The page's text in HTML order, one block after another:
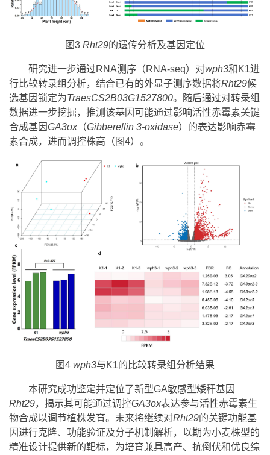
图3 Rht29的遗传分析及基因定位
研究进一步通过RNA测序（RNA-seq）对wph3和K1进
行比较转录组分析，结合已有的外显子测序数据将Rht29候
选基因锁定为TraesCS2B03G1527800。随后通过对转录组
数据进一步挖掘，推测该基因可能通过影响活性赤霉素关键
合成基因GA3ox（Gibberellin 3-oxidase）的表达影响赤霉
素合成，进而调控株高（图4）。
图4 wph3与K1的比较转录组分析结果
本研究成功鉴定并定位了新型GA敏感型矮秆基因
Rht29，揭示其可能通过调控GA3ox表达参与活性赤霉素生
物合成以调节植株发育。未来将继续对Rht29的关键功能基
因进行克隆、功能验证及分子机制解析，以期为小麦株型的
精准设计提供新的靶标，为培育兼具高产、抗倒伏和优良综